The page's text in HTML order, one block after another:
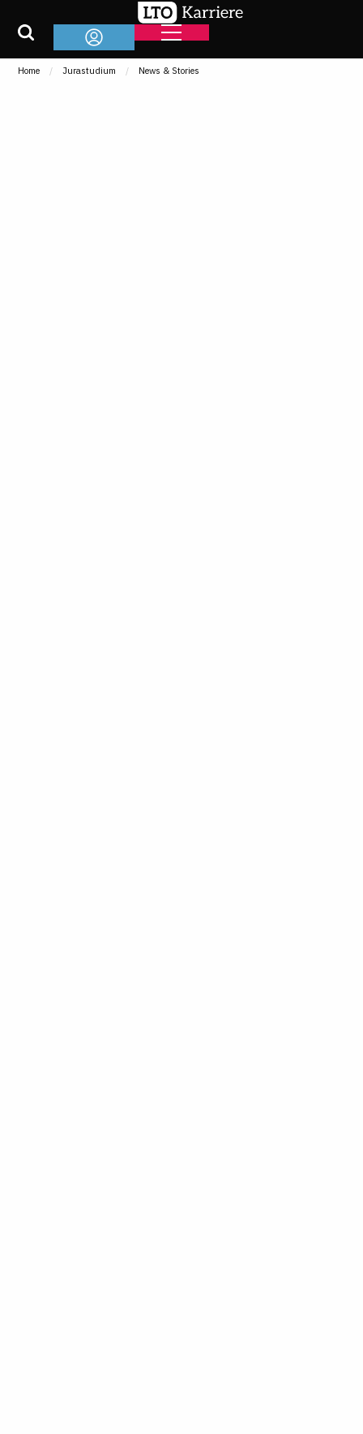
Home Jurastudium News & Stories